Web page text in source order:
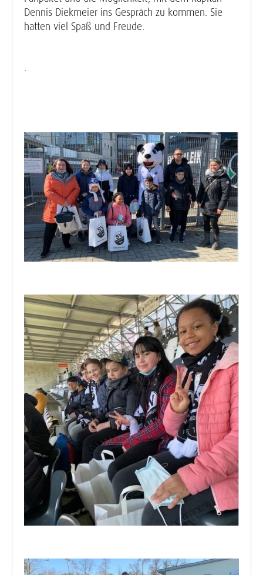
Dennis Diekmeier ins Gespräch zu kommen. Sie
hatten viel Spaß und Freude.
.